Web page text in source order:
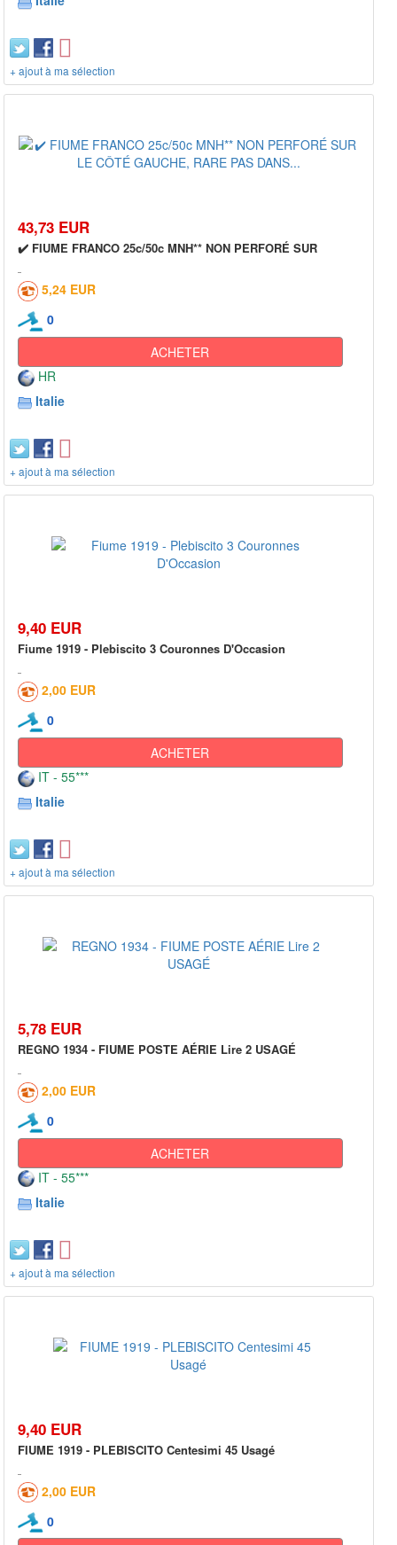
+ ajout à ma sélection
43,73 EUR
✔️ FIUME FRANCO 25c/50c MNH** NON PERFORÉ SUR
5,24 EUR
0
ACHETER
HR
Italie
+ ajout à ma sélection
9,40 EUR
Fiume 1919 - Plebiscito 3 Couronnes D'Occasion
2,00 EUR
0
ACHETER
IT - 55***
Italie
+ ajout à ma sélection
5,78 EUR
REGNO 1934 - FIUME POSTE AÉRIE Lire 2 USAGÉ
2,00 EUR
0
ACHETER
IT - 55***
Italie
+ ajout à ma sélection
9,40 EUR
FIUME 1919 - PLEBISCITO Centesimi 45 Usagé
2,00 EUR
0